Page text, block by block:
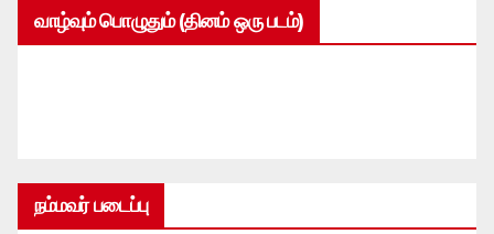
வாழ்வும் பொழுதும் (தினம் ஒரு படம்)
நம்மவர் படைப்பு